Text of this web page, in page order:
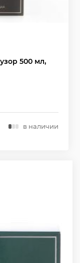
500 мл,
в наличии